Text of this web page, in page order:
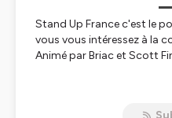
Stand Up France c'est le
vous vous intéressez à la
Animé par Briac et Scott